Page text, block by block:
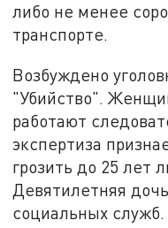
либо не менее
транспорте.
Возбуждено
"Убийство".
работают
экспертиза
грозить до 25 лет
Девятилетняя
социальных служб.